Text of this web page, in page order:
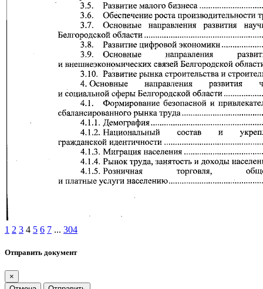
1 2 3 4 5 6 7 ... 304
Отправить документ
×